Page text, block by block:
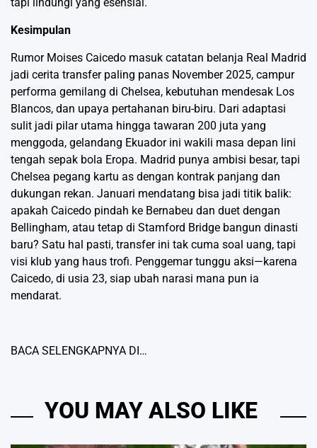
Kesimpulan
Rumor Moises Caicedo masuk catatan belanja Real Madrid
jadi cerita transfer paling panas November 2025, campur
performa gemilang di Chelsea, kebutuhan mendesak Los
Blancos, dan upaya pertahanan biru-biru. Dari adaptasi
sulit jadi pilar utama hingga tawaran 200 juta yang
menggoda, gelandang Ekuador ini wakili masa depan lini
tengah sepak bola Eropa. Madrid punya ambisi besar, tapi
Chelsea pegang kartu as dengan kontrak panjang dan
dukungan rekan. Januari mendatang bisa jadi titik balik:
apakah Caicedo pindah ke Bernabeu dan duet dengan
Bellingham, atau tetap di Stamford Bridge bangun dinasti
baru? Satu hal pasti, transfer ini tak cuma soal uang, tapi
visi klub yang haus trofi. Penggemar tunggu aksi—karena
Caicedo, di usia 23, siap ubah narasi mana pun ia
mendarat.
BACA SELENGKAPNYA DI…
YOU MAY ALSO LIKE